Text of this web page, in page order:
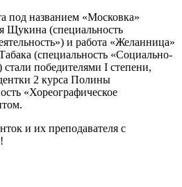
под названием «Московка»
Щукина (специальность
и работа «Желанница»
(специальность «Социально-
стали победителями I степени,
2 курса Полины
«Хореографическое
и их преподавателя с